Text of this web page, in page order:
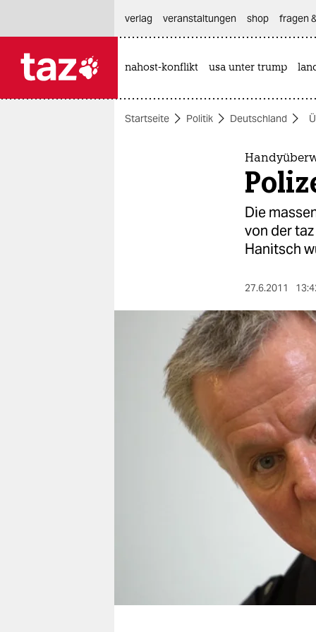
themen
wahrheit
genossenschaft
verlag
veranstaltungen shop fragen
nahost-konflikt usa unter trump
Startseite Politik Deutschland
Die
von der
Hanitsch
27.6.2011